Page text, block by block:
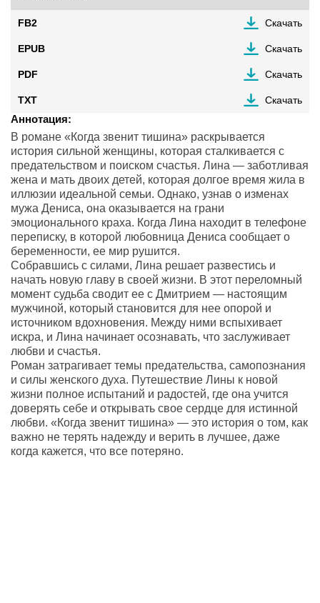
FB2 Скачать
EPUB Скачать
PDF Скачать
TXT Скачать
Аннотация:
В романе «Когда звенит тишина» раскрывается
история сильной женщины, которая сталкивается с
предательством и поиском счастья. Лина — заботливая
жена и мать двоих детей, которая долгое время жила в
иллюзии идеальной семьи. Однако, узнав о изменах
мужа Дениса, она оказывается на грани
эмоционального краха. Когда Лина находит в телефоне
переписку, в которой любовница Дениса сообщает о
беременности, ее мир рушится.
Собравшись с силами, Лина решает развестись и
начать новую главу в своей жизни. В этот переломный
момент судьба сводит ее с Дмитрием — настоящим
мужчиной, который становится для нее опорой и
источником вдохновения. Между ними вспыхивает
искра, и Лина начинает осознавать, что заслуживает
любви и счастья.
Роман затрагивает темы предательства, самопознания
и силы женского духа. Путешествие Лины к новой
жизни полное испытаний и радостей, где она учится
доверять себе и открывать свое сердце для истинной
любви. «Когда звенит тишина» — это история о том, как
важно не терять надежду и верить в лучшее, даже
когда кажется, что все потеряно.